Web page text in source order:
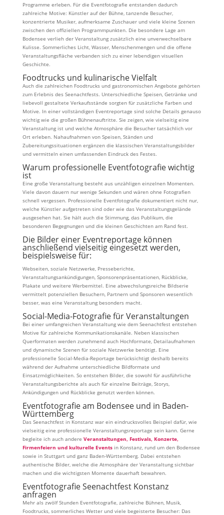
Programme erleben. Für die Eventfotografie entstanden dadurch
zahlreiche Motive: Künstler auf der Bühne, tanzende Besucher,
konzentrierte Musiker, aufmerksame Zuschauer und viele kleine Szenen
zwischen den offiziellen Programmpunkten. Die besondere Lage am
Bodensee verlieh der Veranstaltung zusätzlich eine unverwechselbare
Kulisse. Sommerliches Licht, Wasser, Menschenmengen und die offene
Veranstaltungsfläche verbanden sich zu einer lebendigen visuellen
Geschichte.
Foodtrucks und kulinarische Vielfalt
Auch die zahlreichen Foodtrucks und gastronomischen Angebote gehörten
zum Erlebnis des Seenachtfests. Unterschiedliche Speisen, Getränke und
liebevoll gestaltete Verkaufsstände sorgten für zusätzliche Farben und
Motive. In einer vollständigen Eventreportage sind solche Details genauso
wichtig wie die großen Bühnenauftritte. Sie zeigen, wie vielseitig eine
Veranstaltung ist und welche Atmosphäre die Besucher tatsächlich vor
Ort erleben. Nahaufnahmen von Speisen, Ständen und
Zubereitungssituationen ergänzen die klassischen Veranstaltungsbilder
und vermitteln einen umfassenden Eindruck des Festes.
Warum professionelle Eventfotografie wichtig
ist
Eine große Veranstaltung besteht aus unzähligen einzelnen Momenten.
Viele davon dauern nur wenige Sekunden und wären ohne Fotografien
schnell vergessen. Professionelle Eventfotografie dokumentiert nicht nur,
welche Künstler aufgetreten sind oder wie das Veranstaltungsgelände
ausgesehen hat. Sie hält auch die Stimmung, das Publikum, die
besonderen Begegnungen und die kleinen Geschichten am Rand fest.
Die Bilder einer Eventreportage können
anschließend vielseitig eingesetzt werden,
beispielsweise für:
Webseiten, soziale Netzwerke, Presseberichte,
Veranstaltungsankündigungen, Sponsorenpräsentationen, Rückblicke,
Plakate und weitere Werbemittel. Eine abwechslungsreiche Bildserie
vermittelt potenziellen Besuchern, Partnern und Sponsoren wesentlich
besser, was eine Veranstaltung besonders macht.
Social-Media-Fotografie für Veranstaltungen
Bei einer umfangreichen Veranstaltung wie dem Seenachtfest entstehen
Motive für zahlreiche Kommunikationskanäle. Neben klassischen
Querformaten werden zunehmend auch Hochformate, Detailaufnahmen
und dynamische Szenen für soziale Netzwerke benötigt. Eine
professionelle Social-Media-Reportage berücksichtigt deshalb bereits
während der Aufnahme unterschiedliche Bildformate und
Einsatzmöglichkeiten. So entstehen Bilder, die sowohl für ausführliche
Veranstaltungsberichte als auch für einzelne Beiträge, Storys,
Ankündigungen und Rückblicke genutzt werden können.
Eventfotografie am Bodensee und in Baden-
Württemberg
Das Seenachtfest in Konstanz war ein eindrucksvolles Beispiel dafür, wie
vielseitig eine professionelle Veranstaltungsreportage sein kann. Gerne
begleite ich auch andere Veranstaltungen, Festivals, Konzerte,
Firmenfeiern und kulturelle Eventsin Konstanz, rund um den Bodensee
sowie in Stuttgart und ganz Baden-Württemberg. Dabei entstehen
authentische Bilder, welche die Atmosphäre der Veranstaltung sichtbar
machen und die wichtigsten Momente dauerhaft bewahren.
Eventfotografie Seenachtfest Konstanz
anfragen
Mehr als zwölf Stunden Eventfotografie, zahlreiche Bühnen, Musik,
Foodtrucks, sommerliches Wetter und viele begeisterte Besucher: Das